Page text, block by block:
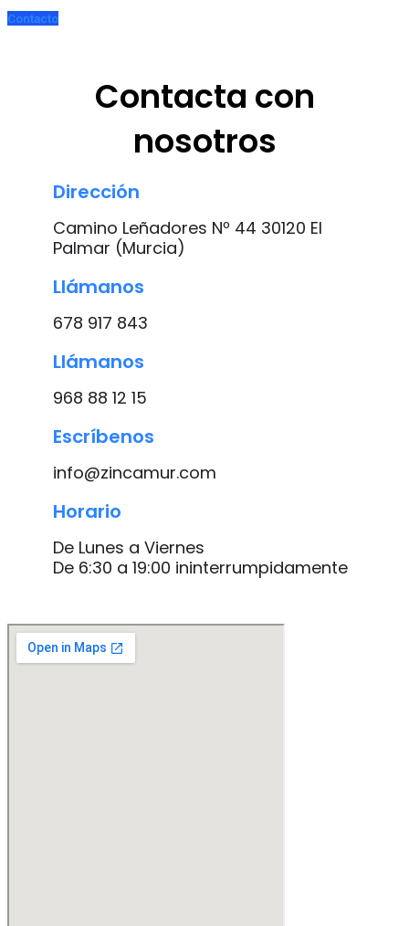
Contacto
Contacta con
nosotros
Dirección
Camino Leñadores Nº 44 30120 El
Palmar (Murcia)
Llámanos
678 917 843
Llámanos
968 88 12 15
Escríbenos
info@zincamur.com
Horario
De Lunes a Viernes
De 6:30 a 19:00 ininterrumpidamente